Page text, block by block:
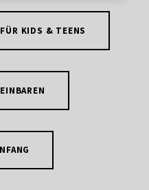
KIDS & TEENS